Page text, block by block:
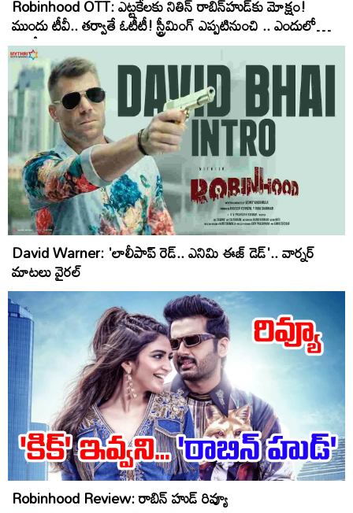
Robinhood OTT: ఎట్ట‌కేల‌కు నితిన్ రాబిన్‌హుడ్‌కు మోక్షం!
ముందు టీవీ.. త‌ర్వాతే ఓటీటీ! స్ట్రీమింగ్‌ ఎప్ప‌టినుంచి .. ఎందులో
అంటే?
David Warner: 'లాలీపాప్ రెడ్.. ఎనిమి ఈజ్ డెడ్'.. వార్నర్‌
మాటలు వైరల్
Robinhood Review: రాబిన్ హుడ్ రివ్యూ